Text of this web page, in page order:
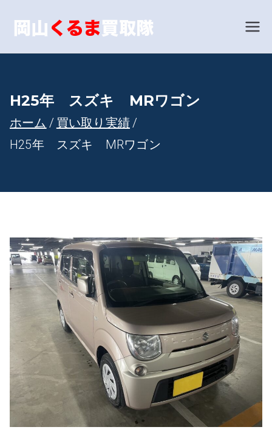
を
キ
ッ
プ
岡山で車
えば！岡
あなたの愛車を世界相
場で買い取ります！
H25年 スズキ MRワゴン
ホーム
買い取り実績
H25年 スズキ MRワゴン